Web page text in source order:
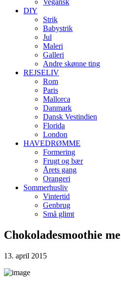
Vegansk
DIY
Strik
Babystrik
Jul
Maleri
Galleri
Andre skønne ting
REJSELIV
Rom
Paris
Mallorca
Danmark
Dansk Vestindien
Florida
London
HAVEDRØMME
Formering
Frugt og bær
Årets gang
Orangeri
Sommerhusliv
Vintertid
Genbrug
Små glimt
Chokoladesmoothie
13. april 2015